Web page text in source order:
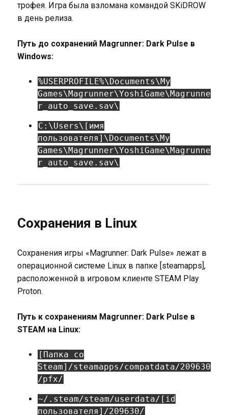
трофея. Игра была взломана командой SKiDROW
в день релиза.
Путь до сохранений Magrunner: Dark Pulse в
Windows:
%USERPROFILE%\Documents\My
Games\Magrunner\YoshiGame\Magrunne
r_auto_save.sav\
C:\Users\[имя
пользователя]\Documents\My
Games\Magrunner\YoshiGame\Magrunne
r_auto_save.sav\
Сохранения в Linux
Сохранения игры «Magrunner: Dark Pulse» лежат в
операционной системе Linux в папке [steamapps],
расположенной в игровом клиенте STEAM Play
Proton.
Путь к сохранениям Magrunner: Dark Pulse в
STEAM на Linux:
[Папка со
Steam]/steamapps/compatdata/209630
/pfx/
~/.steam/steam/userdata/[id
пользователя]/209630/